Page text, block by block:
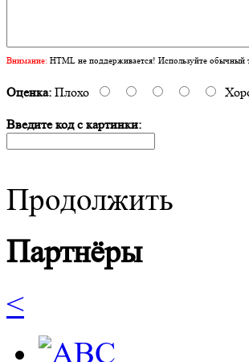
Внимание: HTML не поддерживается! Используйте обычный
Оценка: Плохо
Введите код с картинки:
Продолжить
Партнёры
<